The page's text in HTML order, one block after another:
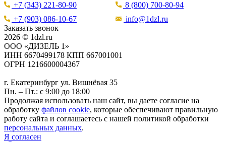
+7 (343) 221-80-90
8 (800) 700-80-94
+7 (903) 086-10-67
info@1dzl.ru
Заказать звонок
2026 © 1dzl.ru
ООО «ДИЗЕЛЬ 1»
ИНН 6670499178 КПП 667001001
ОГРН 1216600004367
г. Екатеринбург ул. Вишнёвая 35
Пн. – Пт.: с 9:00 до 18:00
Продолжая использовать наш сайт, вы даете согласие на
обработку файлов cookie, которые обеспечивают правильную
работу сайта и соглашаетесь с нашей политикой обработки
персональных данных.
Я согласен